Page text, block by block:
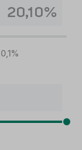
20,10%